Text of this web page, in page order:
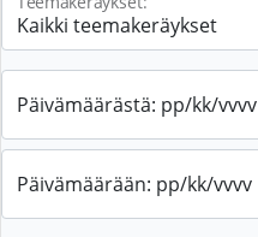
Päivämäärästä: pp/kk/vvvv
Päivämäärään: pp/kk/vvvv